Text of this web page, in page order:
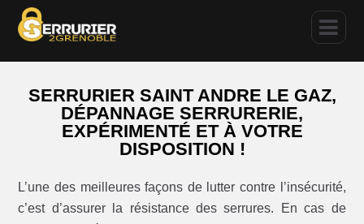
SERRURIER SAINT ANDRE LE GAZ,
DÉPANNAGE SERRURERIE,
EXPÉRIMENTÉ ET À VOTRE
DISPOSITION !
L’une des meilleures façons de lutter contre l’insécurité,
c’est d’assurer la résistance des serrures. En cas de